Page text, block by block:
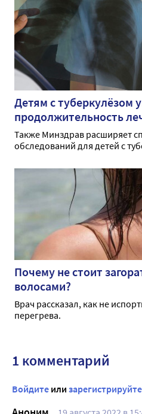
Детям с туберкулёзом
продолжительность
Также Минздрав расширяет
обследований для детей с
Почему не стоит
волосами?
Врач рассказал, как не
перегрева.
1 комментарий
Войдите или